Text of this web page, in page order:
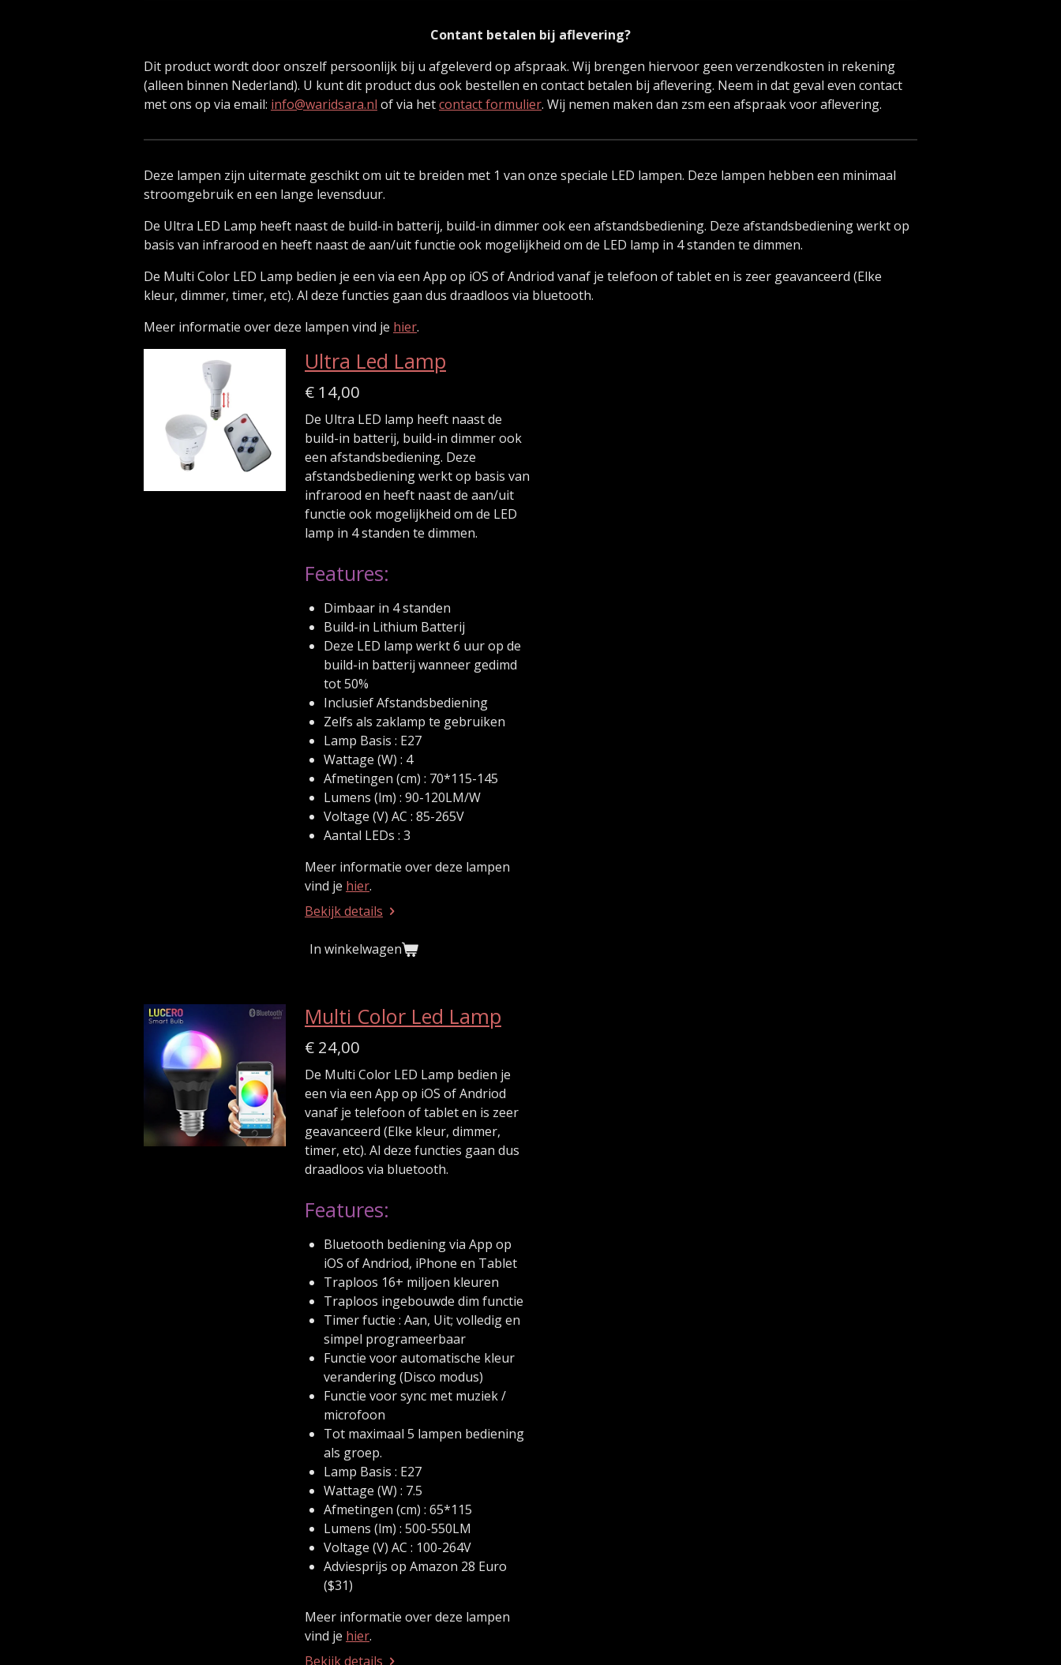
Contant betalen bij aflevering?
Dit product wordt door onszelf persoonlijk bij u afgeleverd op afspraak. Wij brengen hiervoor geen verzendkosten in rekening
(alleen binnen Nederland). U kunt dit product dus ook bestellen en contact betalen bij aflevering. Neem in dat geval even contact
met ons op via email: info@waridsara.nl of via hetcontact formulier. Wij nemen maken dan zsm een afspraak voor aflevering.
Deze lampen zijn uitermate geschikt om uit te breiden met 1 van onze speciale LED lampen. Deze lampen hebben een minimaal
stroomgebruik en een lange levensduur.
De Ultra LED Lamp heeft naast de build-in batterij, build-in dimmer ook een afstandsbediening. Deze afstandsbediening werkt op
basis van infrarood en heeft naast de aan/uit functie ook mogelijkheid om de LED lamp in 4 standen te dimmen.
De Multi Color LED Lamp bedien je een via een App op iOS of Andriod vanaf je telefoon of tablet en is zeer geavanceerd (Elke
kleur, dimmer, timer, etc). Al deze functies gaan dus draadloos via bluetooth.
Meer informatie over deze lampen vind je hier.
Ultra Led Lamp
€ 14,00
De Ultra LED lamp heeft naast de
build-in batterij, build-in dimmer ook
een afstandsbediening. Deze
afstandsbediening werkt op basis van
infrarood en heeft naast de aan/uit
functie ook mogelijkheid om de LED
lamp in 4 standen te dimmen.
Features:
Dimbaar in 4 standen
Build-in Lithium Batterij
Deze LED lamp werkt 6 uur op de
build-in batterij wanneer gedimd
tot 50%
Inclusief Afstandsbediening
Zelfs als zaklamp te gebruiken
Lamp Basis : E27
Wattage (W) : 4
Afmetingen (cm) : 70*115-145
Lumens (lm) : 90-120LM/W
Voltage (V) AC : 85-265V
Aantal LEDs : 3
Meer informatie over deze lampen
vind je hier.
Bekijk details
In winkelwagen
Multi Color Led Lamp
€ 24,00
De Multi Color LED Lamp bedien je
een via een App op iOS of Andriod
vanaf je telefoon of tablet en is zeer
geavanceerd (Elke kleur, dimmer,
timer, etc). Al deze functies gaan dus
draadloos via bluetooth.
Features:
Bluetooth bediening via App op
iOS of Andriod, iPhone en Tablet
Traploos 16+ miljoen kleuren
Traploos ingebouwde dim functie
Timer fuctie : Aan, Uit; volledig en
simpel programeerbaar
Functie voor automatische kleur
verandering (Disco modus)
Functie voor sync met muziek /
microfoon
Tot maximaal 5 lampen bediening
als groep.
Lamp Basis : E27
Wattage (W) : 7.5
Afmetingen (cm) : 65*115
Lumens (lm) : 500-550LM
Voltage (V) AC : 100-264V
Adviesprijs op Amazon 28 Euro
($31)
Meer informatie over deze lampen
vind je hier.
Bekijk details